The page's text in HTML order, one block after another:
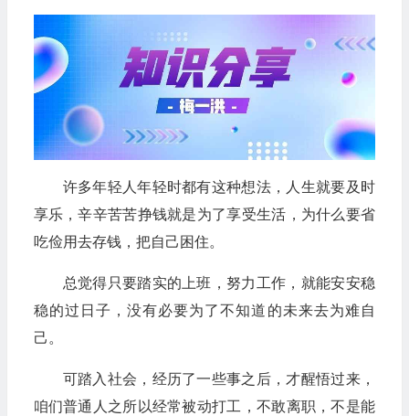
许多年轻人年轻时都有这种想法，人生就要及时
享乐，辛辛苦苦挣钱就是为了享受生活，为什么要省
吃俭用去存钱，把自己困住。
总觉得只要踏实的上班，努力工作，就能安安稳
稳的过日子，没有必要为了不知道的未来去为难自
己。
可踏入社会，经历了一些事之后，才醒悟过来，
咱们普通人之所以经常被动打工，不敢离职，不是能